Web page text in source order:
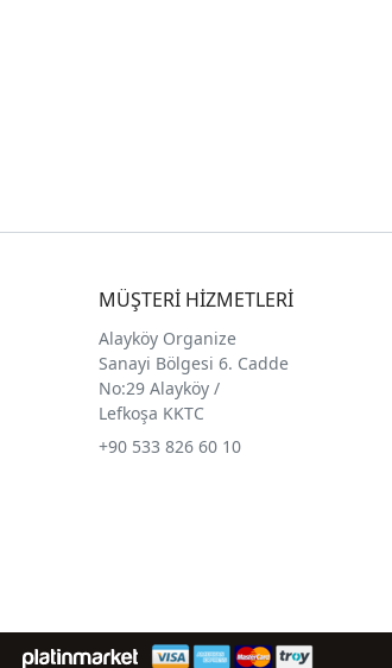
MÜŞTERİ HİZMETLERİ
Alayköy Organize
Sanayi Bölgesi 6. Cadde
No:29 Alayköy /
Lefkoşa KKTC
+90 533 826 60 10